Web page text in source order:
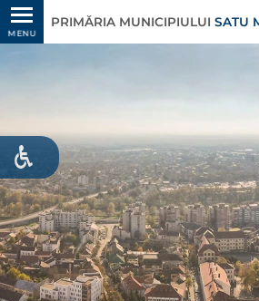
MENU
PRIMĂRIA MUNICIPIULUI SATU